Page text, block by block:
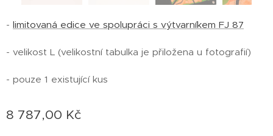
- limitovaná edice ve spolupráci s výtvarníkem FJ 87
- velikost L (velikostní tabulka je přiložena u fotografií)
- pouze 1 existující kus
8 787,00 Kč